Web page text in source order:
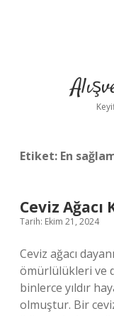
Etiket: En
Ceviz
Tarih: Ekim 21, 2024
Ceviz ağacı
ömürlülükleri ve
binlerce yıldır
olmuştur. Bir